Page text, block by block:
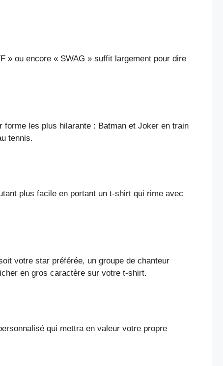
» ou encore « SWAG » suffit largement pour dire
les plus hilarante : Batman et Joker en train
tennis.
plus facile en portant un t-shirt qui rime avec
votre star préférée, un groupe de chanteur
en gros caractère sur votre t-shirt.
qui mettra en valeur votre propre